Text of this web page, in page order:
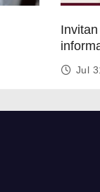
Altamira
Jul